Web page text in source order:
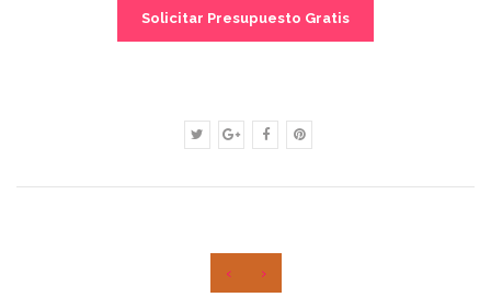
Solicitar Presupuesto Gratis
‹ ›